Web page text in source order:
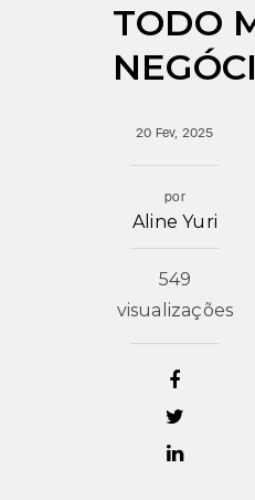
TODO
20 Fev, 2025
por
Aline Yuri
549
visualizações